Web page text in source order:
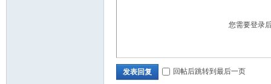
您需要登录
发表回复 回帖后跳转到最后一页